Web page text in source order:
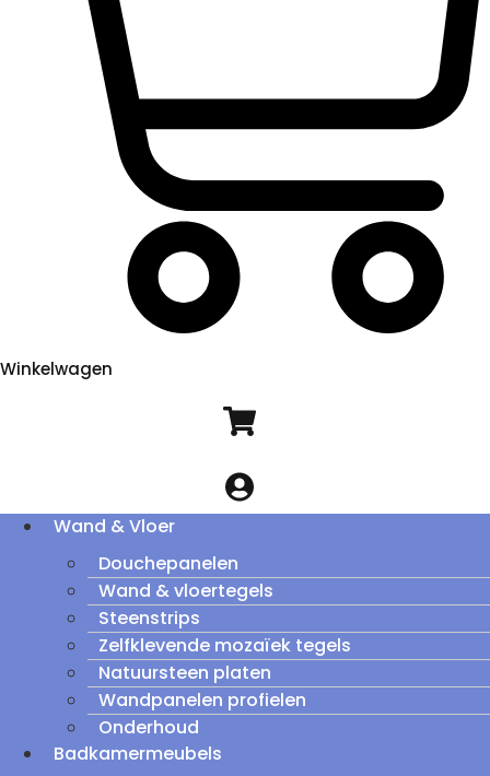
Winkelwagen
Wand & Vloer
Douchepanelen
Wand & vloertegels
Steenstrips
Zelfklevende mozaïek tegels
Natuursteen platen
Wandpanelen profielen
Onderhoud
Badkamermeubels